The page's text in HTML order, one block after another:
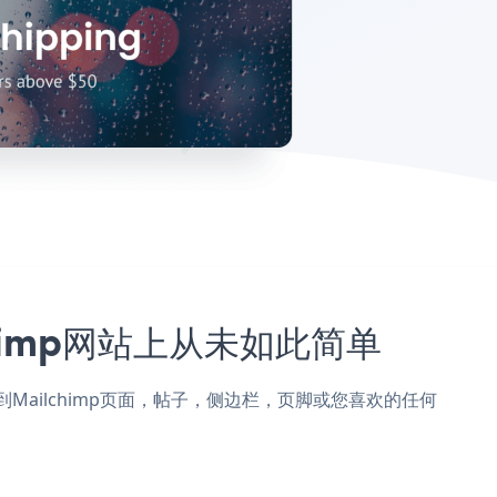
网站上从未如此简单
页面，帖子，侧边栏，页脚或您喜欢的任何